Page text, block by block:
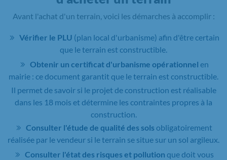
Avant l'achat d'un terrain, voici les démarches à accomplir :
Vérifier le PLU (plan local d'urbanisme) afin d'être certain
que le terrain est constructible.
Obtenir un certificat d'urbanisme opérationnel en
mairie : ce document garantit que le terrain est constructible.
Il permet de savoir si le projet de construction est réalisable
dans les 18 mois et détermine les contraintes propres à la
construction.
Consulter l'étude de qualité des sols obligatoirement
réalisée par le vendeur si le terrain se situe sur un sol argileux.
Consulter l'état des risques et pollution que doit vous